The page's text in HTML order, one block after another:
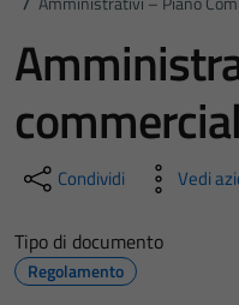
Condividi Vedi
Tipo di documento
Regolamento